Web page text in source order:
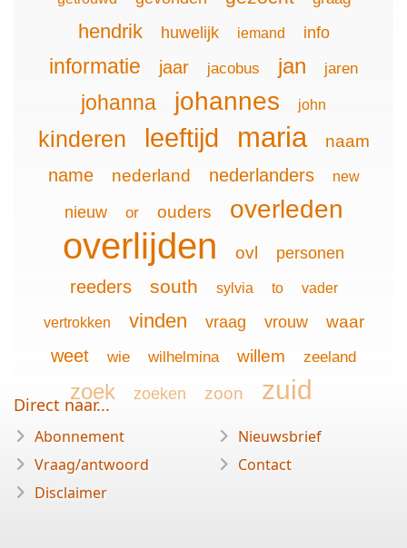
hendrik huwelijk iemand info
informatie jaar jacobus jan jaren
johanna johannes john
kinderen leeftijd maria naam
name nederland nederlanders new
nieuw or ouders overleden
overlijden ovl personen
reeders south sylvia to vader
vertrokken vinden vraag vrouw waar
weet wie wilhelmina willem zeeland
zoek zoeken zoon zuid
Direct naar...
Abonnement
Vraag/antwoord
Disclaimer
Nieuwsbrief
Contact